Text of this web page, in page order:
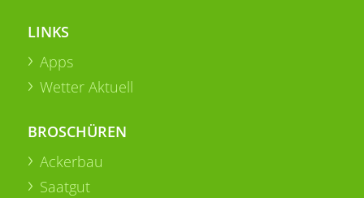
LINKS
Apps
Wetter Aktuell
BROSCHÜREN
Ackerbau
Saatgut